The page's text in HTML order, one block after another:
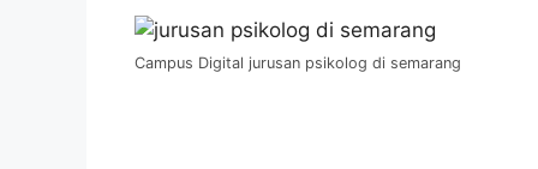
Campus Digital jurusan psikolog di semarang